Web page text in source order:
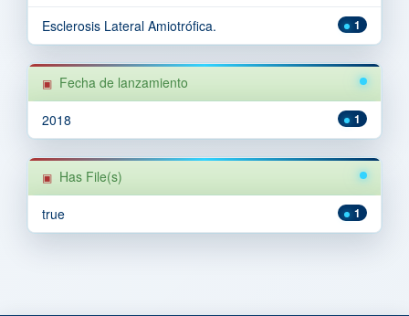
1
Esclerosis Lateral Amiotrófica.
Fecha de lanzamiento
1
2018
Has File(s)
1
true